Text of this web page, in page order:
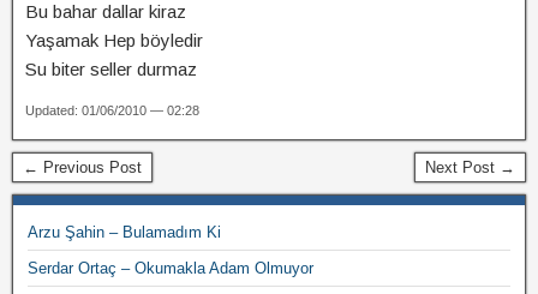
Bu bahar dallar kiraz
Yaşamak Hep böyledir
Su biter seller durmaz
Updated: 01/06/2010 — 02:28
← Previous Post Next Post →
Arzu Şahin – Bulamadım Ki
Serdar Ortaç – Okumakla Adam Olmuyor